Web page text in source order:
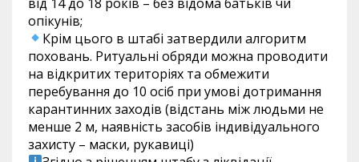
опікунів;
Крім цього в штабі затвердили алгоритм
поховань. Ритуальні обряди можна проводити
на відкритих територіях та обмежити
перебування до 10 осіб при умові дотримання
карантинних заходів (відстань між людьми не
менше 2 м, наявність засобів індивідуального
захисту – маски, рукавиці)